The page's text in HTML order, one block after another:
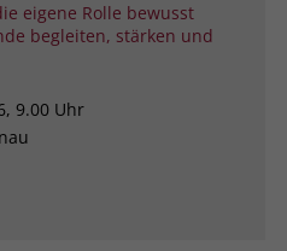
eigene Rolle bewusst
begleiten, stärken und
9.00 Uhr